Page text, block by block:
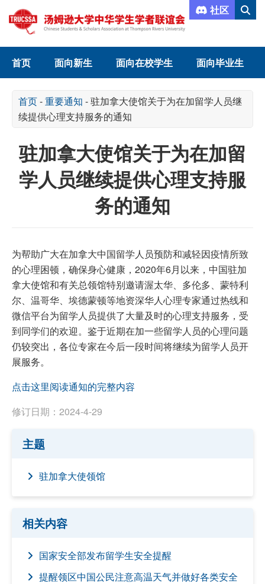
社区
首页 面向新生 面向在校学生 面向毕业生
首页-重要通知 -驻加拿大使馆关于为在加留学人员继
续提供心理支持服务的通知
驻加拿大使馆关于为在加留
学人员继续提供心理支持服
务的通知
为帮助广大在加拿大中国留学人员预防和减轻因疫情所致
的心理困顿，确保身心健康，2020年6月以来，中国驻加
拿大使馆和有关总领馆特别邀请渥太华、多伦多、蒙特利
尔、温哥华、埃德蒙顿等地资深华人心理专家通过热线和
微信平台为留学人员提供了大量及时的心理支持服务，受
到同学们的欢迎。鉴于近期在加一些留学人员的心理问题
仍较突出，各位专家在今后一段时间将继续为留学人员开
展服务。
点击这里阅读通知的完整内容
修订日期：2024-4-29
主题
驻加拿大使领馆
相关内容
国家安全部发布留学生安全提醒
提醒领区中国公民注意高温天气并做好各类安全